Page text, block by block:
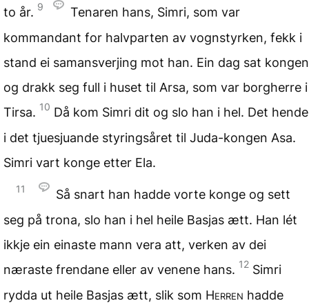
to år. 9
Tenaren hans, Simri, som var
kommandant for halvparten av vognstyrken, fekk i
stand ei samansverjing mot han. Ein dag sat kongen
og drakk seg full i huset til Arsa, som var borgherre i
Tirsa. 10 Då kom Simri dit og slo han i hel. Det hende
i det tjuesjuande styringsåret til Juda-kongen Asa.
Simri vart konge etter Ela.
11
Så snart han hadde vorte konge og sett
seg på trona, slo han i hel heile Basjas ætt. Han lét
ikkje ein einaste mann vera att, verken av dei
næraste frendane eller av venene hans. 12 Simri
rydda ut heile Basjas ætt, slik som Herren hadde